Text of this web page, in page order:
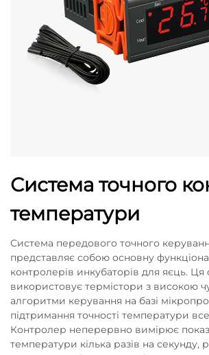
Система точного
температури
Система передового точного
представляє собою основну
контролерів инкубаторів для яєць. Ця
використовує термістори з високою
алгоритми керування на базі
підтримання точності температури
Контролер неперервно вимірює
температури кілька разів на секунду,